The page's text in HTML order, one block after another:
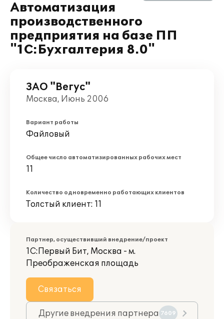
Автоматизация
производственного
предприятия на базе ПП
"1С:Бухгалтерия 8.0"
ЗАО "Вегус"
Москва, Июнь 2006
Вариант работы
Файловый
Общее число автоматизированных рабочих мест
11
Количество одновременно работающих клиентов
Толстый клиент: 11
Партнер, осуществивший внедрение/проект
1С:Первый Бит, Москва - м.
Преображенская площадь
Связаться
Другие внедрения партнера 7609